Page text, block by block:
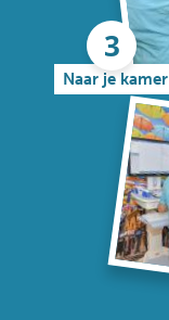
Naar je kamer